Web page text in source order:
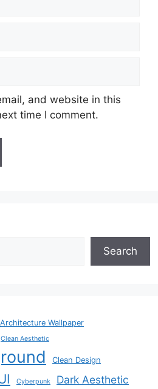
and website in this
time I comment.
Search
Architecture Wallpaper
Clean Aesthetic
Clean Design
Cyberpunk Dark Aesthetic